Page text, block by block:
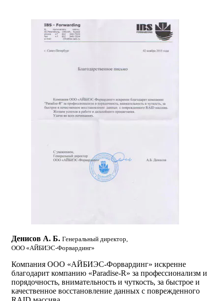
Денисов А. Б. Генеральный директор,
ООО «АЙБИЭС-Форвардинг»
Компания ООО «АЙБИЭС-Форвардинг» искренне
благодарит компанию «Paradise-R» за профессионализм и
порядочность, внимательность и чуткость, за быстрое и
качественное восстановление данных с поврежденного